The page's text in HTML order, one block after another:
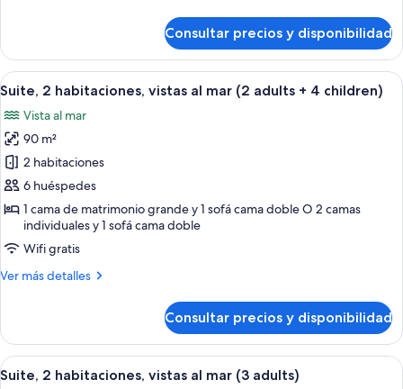
adults
+
3
children)
2
habitaciones,
vistas
mar
(2
adults
+
3
children)
Consultar precios y disponibilidad
Abrir
todas
las
fotos
de
Suite,
2
habitaciones,
vistas
al
adults
+
4
Una habitación de hotel con cama,
7
Suite, 2 habitaciones, vistas al mar (2 adults + 4 children)
Vista al mar
90 m²
2 habitaciones
6 huéspedes
1 cama de matrimonio grande y 1 sofá cama doble O 2 camas
individuales y 1 sofá cama doble
Wifi gratis
Ver más detalles
Más
2
habitaciones,
vistas
Consultar precios y disponibilidad
Abrir
Una habitación de hotel con cama,
7
Suite, 2 habitaciones, vistas al mar (3 adults)